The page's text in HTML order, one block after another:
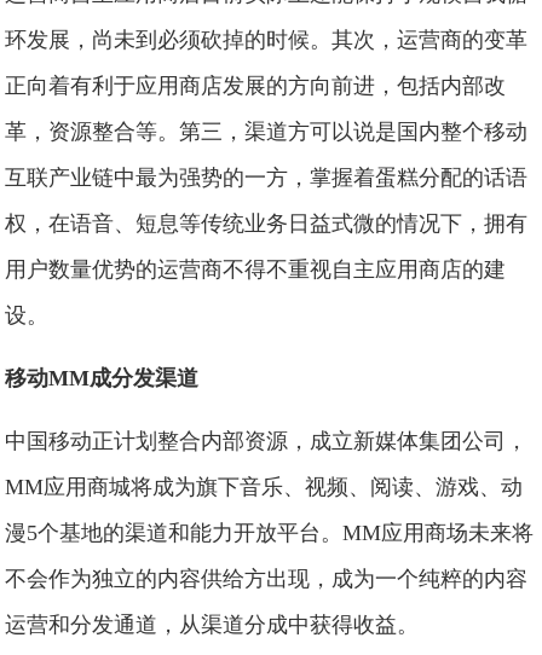
环发展，尚未到必须砍掉的时候。其次，运营商的变革
正向着有利于应用商店发展的方向前进，包括内部改
革，资源整合等。第三，渠道方可以说是国内整个移动
互联产业链中最为强势的一方，掌握着蛋糕分配的话语
权，在语音、短息等传统业务日益式微的情况下，拥有
用户数量优势的运营商不得不重视自主应用商店的建
设。
移动MM成分发渠道
中国移动正计划整合内部资源，成立新媒体集团公司，
MM应用商城将成为旗下音乐、视频、阅读、游戏、动
漫5个基地的渠道和能力开放平台。MM应用商场未来将
不会作为独立的内容供给方出现，成为一个纯粹的内容
运营和分发通道，从渠道分成中获得收益。